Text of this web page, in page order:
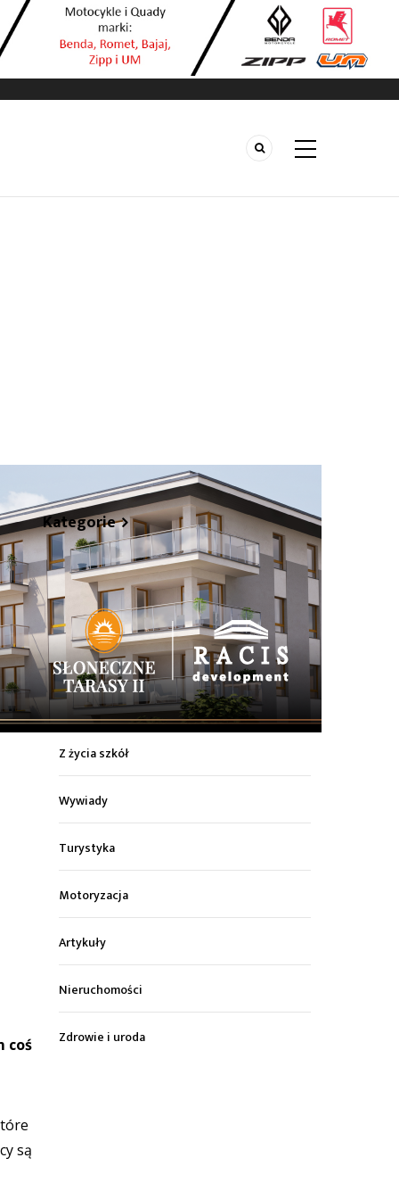
coś
są
Kategorie
Z życia miasta
Sport
Kultura
Wiadomości z regionu
Z życia szkół
Wywiady
Turystyka
Motoryzacja
Artykuły
Nieruchomości
Zdrowie i uroda